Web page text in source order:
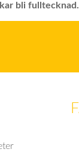
bli fulltecknad.